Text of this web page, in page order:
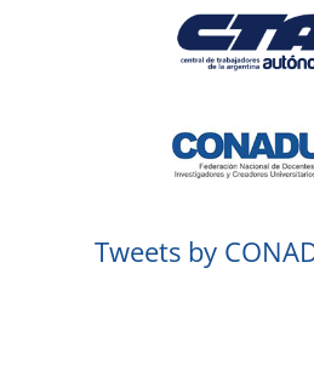
Tweets by